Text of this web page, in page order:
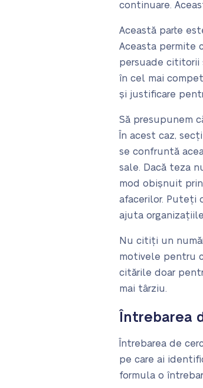
continuare.
Această parte
Aceasta permite
persuade cititorii
în cel mai
și justificare
Să presupunem
În acest caz,
se confruntă
sale. Dacă teza
mod obișnuit
afacerilor. Puteți
ajuta
Nu citiți un
motivele pentru
citările doar
mai târziu.
Întrebarea
Întrebarea de
pe care ai
formula o